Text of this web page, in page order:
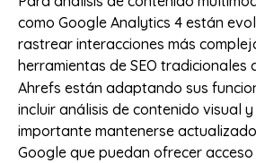
como Google Analytics 4 están
rastrear interacciones más
herramientas de SEO tradicionales
Ahrefs están adaptando sus
incluir análisis de contenido visual y
importante mantenerse
Google que puedan ofrecer